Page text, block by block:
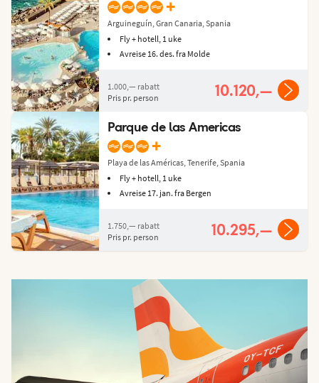
+
Arguineguín, Gran Canaria, Spania
Fly + hotell, 1 uke
Avreise 16. des. fra Molde
1.000,— rabatt
Pris pr. person
10.120,—
Parque de las Americas
+
Playa de las Américas, Tenerife, Spania
Fly + hotell, 1 uke
Avreise 17. jan. fra Bergen
1.750,— rabatt
Pris pr. person
10.295,—